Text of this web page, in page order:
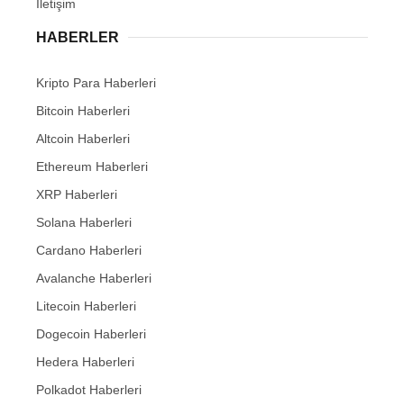
İletişim
HABERLER
Kripto Para Haberleri
Bitcoin Haberleri
Altcoin Haberleri
Ethereum Haberleri
XRP Haberleri
Solana Haberleri
Cardano Haberleri
Avalanche Haberleri
Litecoin Haberleri
Dogecoin Haberleri
Hedera Haberleri
Polkadot Haberleri